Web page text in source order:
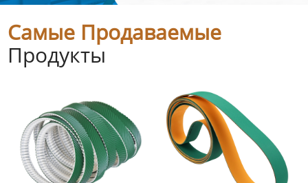
Самые Продаваемые
Продукты